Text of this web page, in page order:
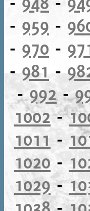
- 959 -
- 970 -
-981 -
-992-
1002-
1011 -
1020 -
1029-